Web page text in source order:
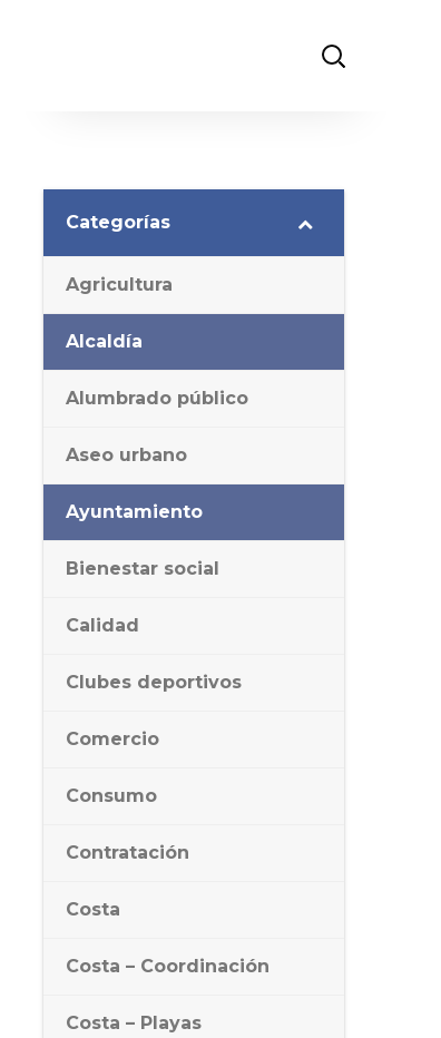
Categorías
Agricultura
Alcaldía
Alumbrado público
Aseo urbano
Ayuntamiento
Bienestar social
Calidad
Clubes deportivos
Comercio
Consumo
Contratación
Costa
Costa – Coordinación
Costa – Playas